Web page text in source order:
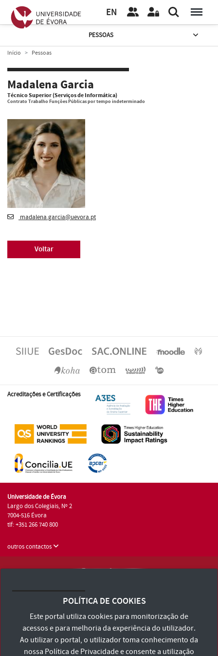
EN
PESSOAS
Início Pessoas
Madalena Garcia
Técnico Superior (Serviços de Informática)
Contrato Trabalho Funções Públicas por tempo indeterminado
madalena.garcia@uevora.pt
Voltar
Acreditações e Certificações
Universidade de Évora
Largo dos Colegiais, Nº 2
7004-516 Évora
tlf: +351 266 740 800
outros contactos
Consulte os Termos e Condições e Política de Privacidade
Declaração de Acessibilidade
POLÍTICA DE COOKIES
Este portal utiliza cookies para monitorização de
acessos e para melhoria da experiência do utilizador.
Ao utilizar o portal, o utilizador toma conhecimento da
nossa Política de Privacidadee consente a utilização